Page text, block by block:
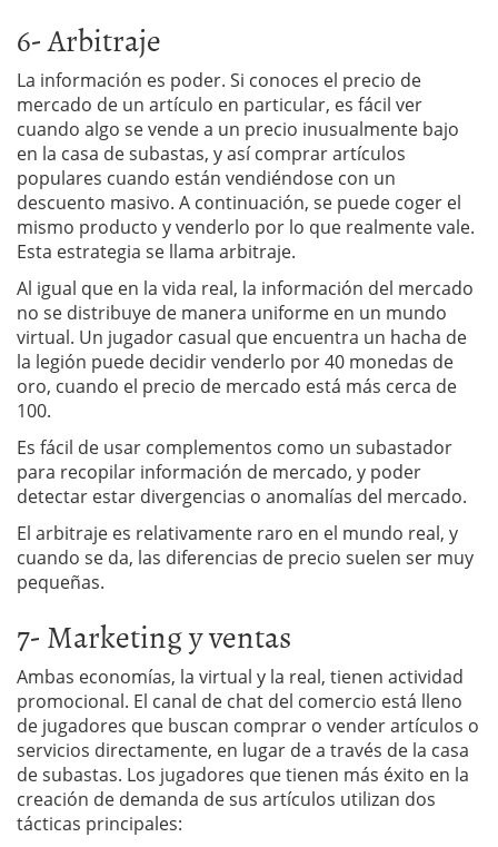
6- Arbitraje
La información es poder. Si conoces el precio de
mercado de un artículo en particular, es fácil ver
cuando algo se vende a un precio inusualmente bajo
en la casa de subastas, y así comprar artículos
populares cuando están vendiéndose con un
descuento masivo. A continuación, se puede coger el
mismo producto y venderlo por lo que realmente vale.
Esta estrategia se llama arbitraje.
Al igual que en la vida real, la información del mercado
no se distribuye de manera uniforme en un mundo
virtual. Un jugador casual que encuentra un hacha de
la legión puede decidir venderlo por 40 monedas de
oro, cuando el precio de mercado está más cerca de
100.
Es fácil de usar complementos como un subastador
para recopilar información de mercado, y poder
detectar estar divergencias o anomalías del mercado.
El arbitraje es relativamente raro en el mundo real, y
cuando se da, las diferencias de precio suelen ser muy
pequeñas.
7- Marketing y ventas
Ambas economías, la virtual y la real, tienen actividad
promocional. El canal de chat del comercio está lleno
de jugadores que buscan comprar o vender artículos o
servicios directamente, en lugar de a través de la casa
de subastas. Los jugadores que tienen más éxito en la
creación de demanda de sus artículos utilizan dos
tácticas principales: